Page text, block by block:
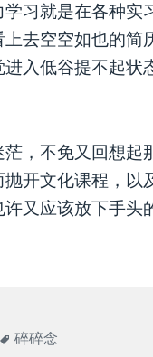
习就是在各种实
去空空如也的简
入低谷提不起状
，不免又回想起
开文化课程，
又应该放下手头
标
碎碎念